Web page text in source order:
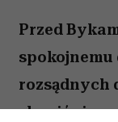
Przed
rozsądnych
skupić się